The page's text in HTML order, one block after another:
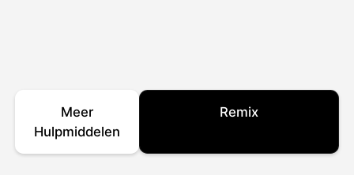
Meer
Hulpmiddelen
Remix